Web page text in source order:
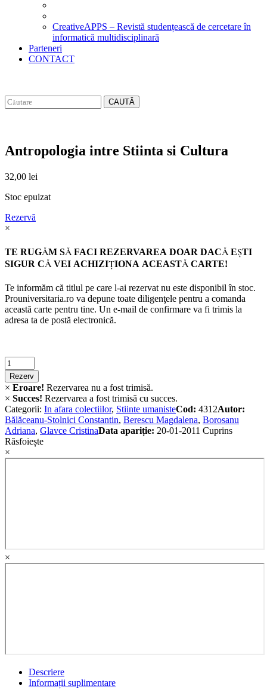
CreativeAPPS – Revistă studențească de cercetare în
informatică multidisciplinară
Parteneri
CONTACT
CAUTĂ
Antropologia intre Stiinta si Cultura
32,00 lei
Stoc epuizat
Rezervă
×
TE RUGĂM SĂ FACI REZERVAREA DOAR DACĂ EŞTI
SIGUR CĂ VEI ACHIZIŢIONA ACEASTĂ CARTE!
Te informăm că titlul pe care l-ai rezervat nu este disponibil în stoc.
Prouniversitaria.ro va depune toate diligenţele pentru a comanda
această carte pentru tine. Un e-mail de confirmare va fi trimis la
adresa ta de postă electronică.
Criminalistica
quantity
Rezerv
× Eroare! Rezervarea nu a fost trimisă.
× Succes! Rezervarea a fost trimisă cu succes.
Categorii: In afara colectiilor, Stiinte umanisteCod: 4312Autor:
Bălăceanu-Stolnici Constantin, Berescu Magdalena, Borosanu
Adriana, Glavce CristinaData apariție: 20-01-2011 Cuprins
Răsfoiește
×
×
Descriere
Informații suplimentare